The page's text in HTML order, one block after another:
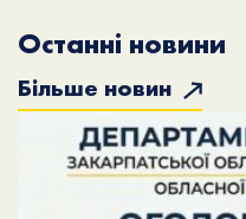
Останні новини
Більше новин